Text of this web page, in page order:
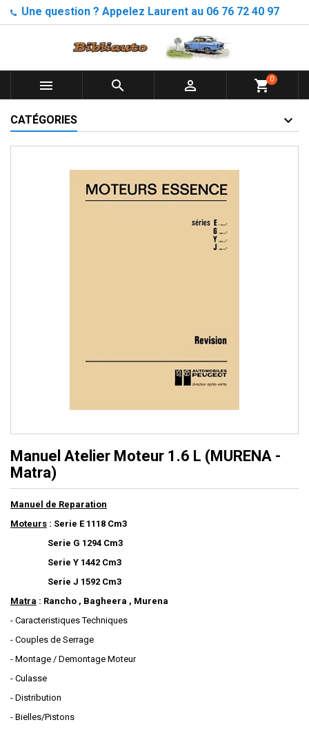
Une question ? Appelez Laurent au 06 76 72 40 97
   shopping_cart0
CATÉGORIES
Manuel Atelier Moteur 1.6 L (MURENA -
Matra)
Manuel de Reparation
Moteurs : Serie E 1118 Cm3
Serie G 1294 Cm3
Serie Y 1442 Cm3
Serie J 1592 Cm3
Matra : Rancho , Bagheera , Murena
- Caracteristiques Techniques
- Couples de Serrage
- Montage / Demontage Moteur
- Culasse
- Distribution
- Bielles/Pistons